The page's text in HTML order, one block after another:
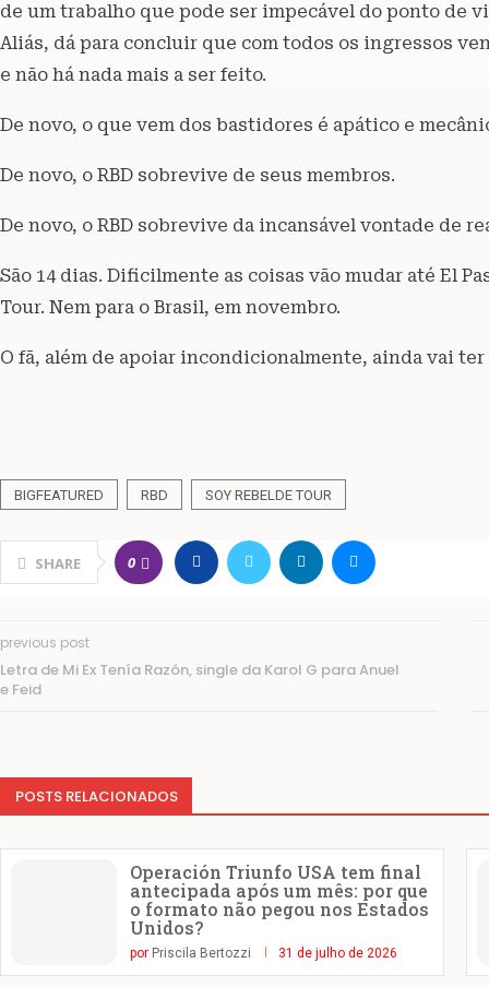
de um trabalho que pode ser impecável do ponto de
Aliás, dá para concluir que com todos os ingressos
e não há nada mais a ser feito.
De novo, o que vem dos bastidores é apático e
De novo, o RBD sobrevive de seus membros.
De novo, o RBD sobrevive da incansável vontade de
São 14 dias. Dificilmente as coisas vão mudar até El
Tour. Nem para o Brasil, em novembro.
O fã, além de apoiar incondicionalmente, ainda vai
BIGFEATURED RBD SOY REBELDE TOUR
SHARE 0
previous post
Letra de Mi Ex Tenía Razón, single da Karol G para Anuel
e Feid
POSTS RELACIONADOS
Operación Triunfo USA tem final
antecipada após um mês: por que
o formato não pegou nos Estados
Unidos?
por Priscila Bertozzi 31 de julho de 2026